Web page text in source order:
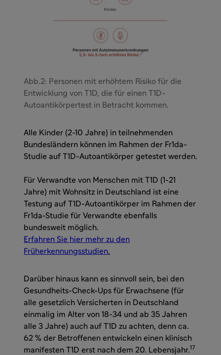
Abb.2: Personen mit erhöhtem Risiko für die
Entwicklung von T1D, die für einen T1D-
Autoantikörpertest in Betracht kommen.
Alle Kinder (2-10 Jahre) in teilnehmenden
Bundesländern können im Rahmen der Fr1da-
Studie auf T1D-Autoantikörper getestet werden.
Für Verwandte von Menschen mit T1D (1-21
Jahre) mit Wohnsitz in Deutschland ist eine
Testung auf T1D-Autoantikörper im Rahmen der
Fr1da-Studie für Verwandte ebenfalls
bundesweit möglich.
Erfahren Sie hier mehr zu den
Früherkennungsstudien.
Darüber hinaus kann es sinnvoll sein, bei den
Gesundheits-Check-Ups für Erwachsene (für
alle gesetzlich Versicherten in Deutschland
einmalig im Alter von 18-34 und ab 35 Jahren
alle 3 Jahre) auch auf T1D zu achten, denn ca.
62 % der Betroffenen entwickeln einen klinisch
manifesten T1D erst nach dem 20. Lebensjahr.17